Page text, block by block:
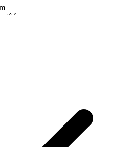
súroló, egyenes kaparó)